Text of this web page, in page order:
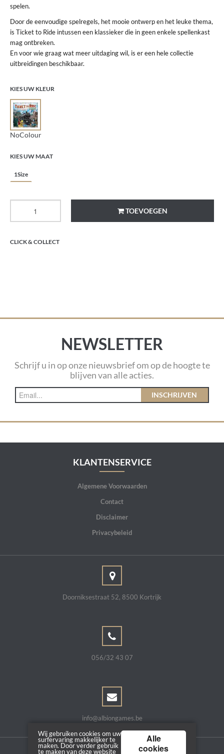
spelen.
Door de eenvoudige spelregels, het mooie ontwerp en het leuke thema,
is Ticket to Ride intussen een klassieker die in geen enkele spellenkast
mag ontbreken.
En voor wie graag wat meer uitdaging wil, is er een hele collectie
uitbreidingen beschikbaar.
KIES UW KLEUR
NoColour
KIES UW MAAT
1Size
TOEVOEGEN
CLICK & COLLECT
NEWSLETTER
Schrijf u in op onze nieuwsbrief om op de hoogte te
blijven van alle acties.
INSCHRIJVEN
KLANTENSERVICE
Algemene Voorwaarden
Contact
Disclaimer
Privacybeleid
Doorniksestraat 52, 8500 Kortrijk
056/32 43 07
info@albiongames.be
Wij gebruiken cookies om uw
surfervaring makkelijker te
maken. Door verder gebruik
te maken van deze website
Alle
cookies